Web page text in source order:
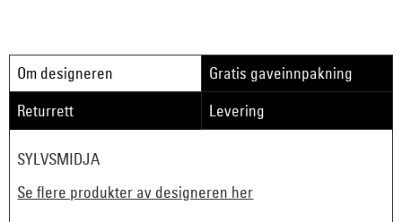
Om designeren
Gratis gaveinnpakning
Returrett
Levering
SYLVSMIDJA
Se flere produkter av designeren her